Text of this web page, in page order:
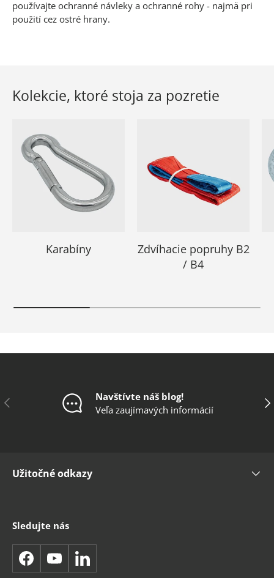
používajte ochranné návleky a ochranné rohy - najmä pri
použití cez ostré hrany.
Kolekcie, ktoré stoja za pozretie
Karabíny
Zdvíhacie popruhy B2
/ B4
Predchádzajúce
Navštívte náš blog!
Veľa zaujímavých informácií
Užitočné odkazy
Sledujte nás
FacebookYouTubeLinkedIn